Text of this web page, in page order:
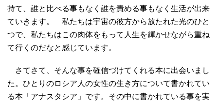
持て、誰と比べる事もなく誰を責める事もなく生活が出来
ていきます。 私たちは宇宙の彼方から放たれた光のひと
つで、私たちはこの肉体をもって人生を輝かせながら重ね
て行くのだなと感じています。
さてさて、そんな事を確信づけてくれる本に出会いまし
た。ひとりのロシア人の女性の生き方について書かれてい
る本「アナスタシア」です。その中に書かれている事を実